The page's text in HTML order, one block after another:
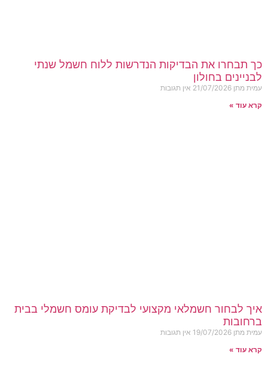
כך תבחרו את הבדיקות הנדרשות ללוח חשמל שנתי
לבניינים בחולון
עמית מתן 21/07/2026 אין תגובות
קרא עוד »
איך לבחור חשמלאי מקצועי לבדיקת עומס חשמלי בבית
ברחובות
עמית מתן 19/07/2026 אין תגובות
קרא עוד »